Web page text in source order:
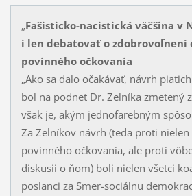
„Fašisticko-nacistická väčšina v
i len debatovať o zdobrovoľnení
povinného očkovania
„Ako sa dalo očakávať, návrh
bol na podnet Dr. Zelníka zme­tený
však je, akým jednofarebným
Za Zelníkov návrh (teda proti
povinného očkovania, ale proti
diskusii o ňom) boli nielen všetci
poslanci za Smer-so­ciál­nu